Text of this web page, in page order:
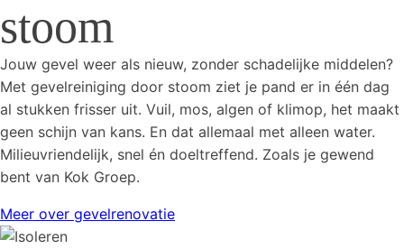
stoom
Jouw gevel weer als nieuw, zonder schadelijke middelen?
Met gevelreiniging door stoom ziet je pand er in één dag
al stukken frisser uit. Vuil, mos, algen of klimop, het maakt
geen schijn van kans. En dat allemaal met alleen water.
Milieuvriendelijk, snel én doeltreffend. Zoals je gewend
bent van Kok Groep.
Meer over gevelrenovatie